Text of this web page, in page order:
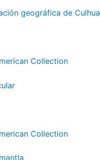
geográfica de
Collection
Collection